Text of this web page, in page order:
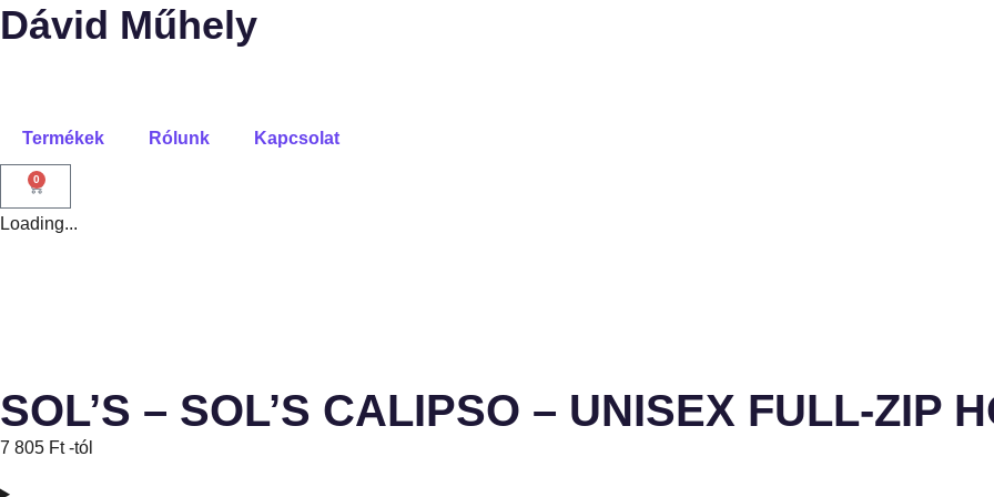
Dávid Műhely
Termékek Rólunk Kapcsolat
0
Loading...
SOL’S – SOL’S CALIPSO – UNISEX FULL-ZIP
7 805 Ft-tól